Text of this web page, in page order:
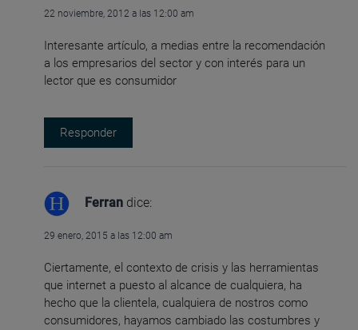
22 noviembre, 2012 a las 12:00 am
Interesante artículo, a medias entre la recomendación
a los empresarios del sector y con interés para un
lector que es consumidor
Responder
Ferran dice:
29 enero, 2015 a las 12:00 am
Ciertamente, el contexto de crisis y las herramientas
que internet a puesto al alcance de cualquiera, ha
hecho que la clientela, cualquiera de nostros como
consumidores, hayamos cambiado las costumbres y